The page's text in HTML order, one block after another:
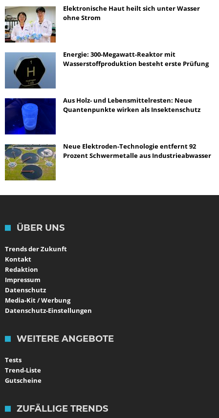
Elektronische Haut heilt sich unter Wasser
ohne Strom
Energie: 300-Megawatt-Reaktor mit
Wasserstoffproduktion besteht erste Prüfung
Aus Holz- und Lebensmittelresten: Neue
Quantenpunkte wirken als Insektenschutz
Neue Elektroden-Technologie entfernt 92
Prozent Schwermetalle aus Industrieabwasser
ÜBER UNS
Trends der Zukunft
Kontakt
Redaktion
Impressum
Datenschutz
Media-Kit / Werbung
Datenschutz-Einstellungen
WEITERE ANGEBOTE
Tests
Trend-Liste
Gutscheine
ZUFÄLLIGE TRENDS